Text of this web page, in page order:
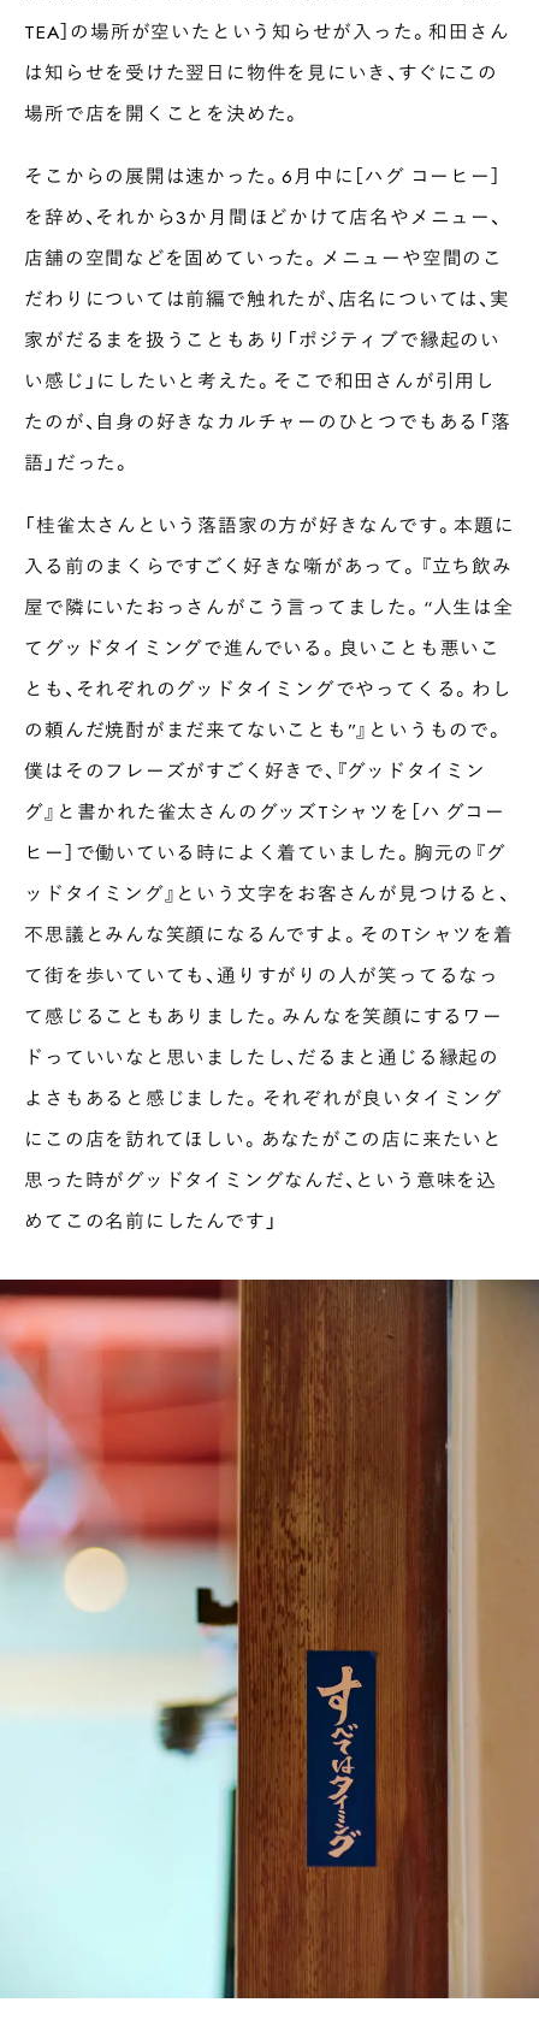
TEA］の場所が空いたという知らせが入った。和田さん
は知らせを受けた翌日に物件を見にいき、すぐにこの
場所で店を開くことを決めた。
そこからの展開は速かった。6月中に［ハグ コーヒー］
を辞め、それから3か月間ほどかけて店名やメニュー、
店舗の空間などを固めていった。メニューや空間のこ
だわりについては前編で触れたが、店名については、実
家がだるまを扱うこともあり「ポジティブで縁起のい
い感じ」にしたいと考えた。そこで和田さんが引用し
たのが、自身の好きなカルチャーのひとつでもある「落
語」だった。
「桂雀太さんという落語家の方が好きなんです。本題に
入る前のまくらですごく好きな噺があって。『立ち飲み
屋で隣にいたおっさんがこう言ってました。“人生は全
てグッドタイミングで進んでいる。良いことも悪いこ
とも、それぞれのグッドタイミングでやってくる。わし
の頼んだ焼酎がまだ来てないことも”』というもので。
僕はそのフレーズがすごく好きで、『グッドタイミン
グ』と書かれた雀太さんのグッズTシャツを［ハ グコー
ヒー］で働いている時によく着ていました。胸元の『グ
ッドタイミング』という文字をお客さんが見つけると、
不思議とみんな笑顔になるんですよ。そのTシャツを着
て街を歩いていても、通りすがりの人が笑ってるなっ
て感じることもありました。みんなを笑顔にするワー
ドっていいなと思いましたし、だるまと通じる縁起の
よさもあると感じました。それぞれが良いタイミング
にこの店を訪れてほしい。あなたがこの店に来たいと
思った時がグッドタイミングなんだ、という意味を込
めてこの名前にしたんです」